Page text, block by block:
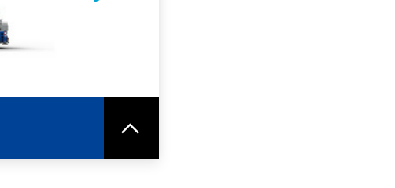
사양 시트